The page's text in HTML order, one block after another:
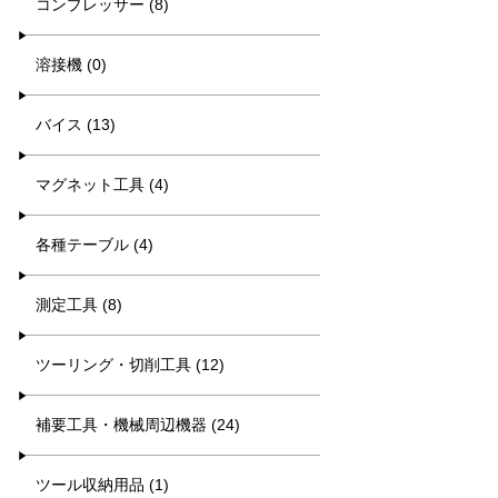
コンプレッサー (8)
溶接機 (0)
バイス (13)
マグネット工具 (4)
各種テーブル (4)
測定工具 (8)
ツーリング・切削工具 (12)
補要工具・機械周辺機器 (24)
ツール収納用品 (1)